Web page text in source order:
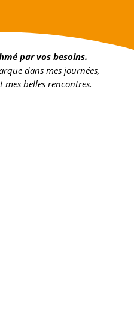
par vos besoins.
dans mes journées,
mes belles rencontres.